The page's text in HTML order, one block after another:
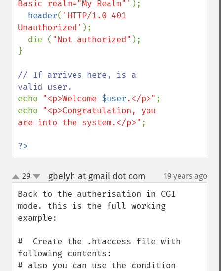
Basic realm="My Realm"' );
header( 'HTTP/1.0 401
Unauthorized' );
  die (
"Not authorized" );
}
// If arrives here, is a
echo "<p>Welcome $user.</p>" ;
echo "<p>Congratulation, you
are into the system.</p>" ;
?>
up
down
29 gbelyh at gmail dot com 19 years ago
Back to the autherisation in CGI
mode. this is the full working
example:
#  Create the .htaccess file with
following contents:
# also you can use the condition